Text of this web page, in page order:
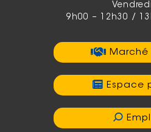
9h00 – 12h30 /
Marché
Espace